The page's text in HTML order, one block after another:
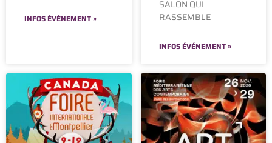
INFOS ÉVÉNEMENT »
SALON QUI
RASSEMBLE
INFOS ÉVÉNEMENT »